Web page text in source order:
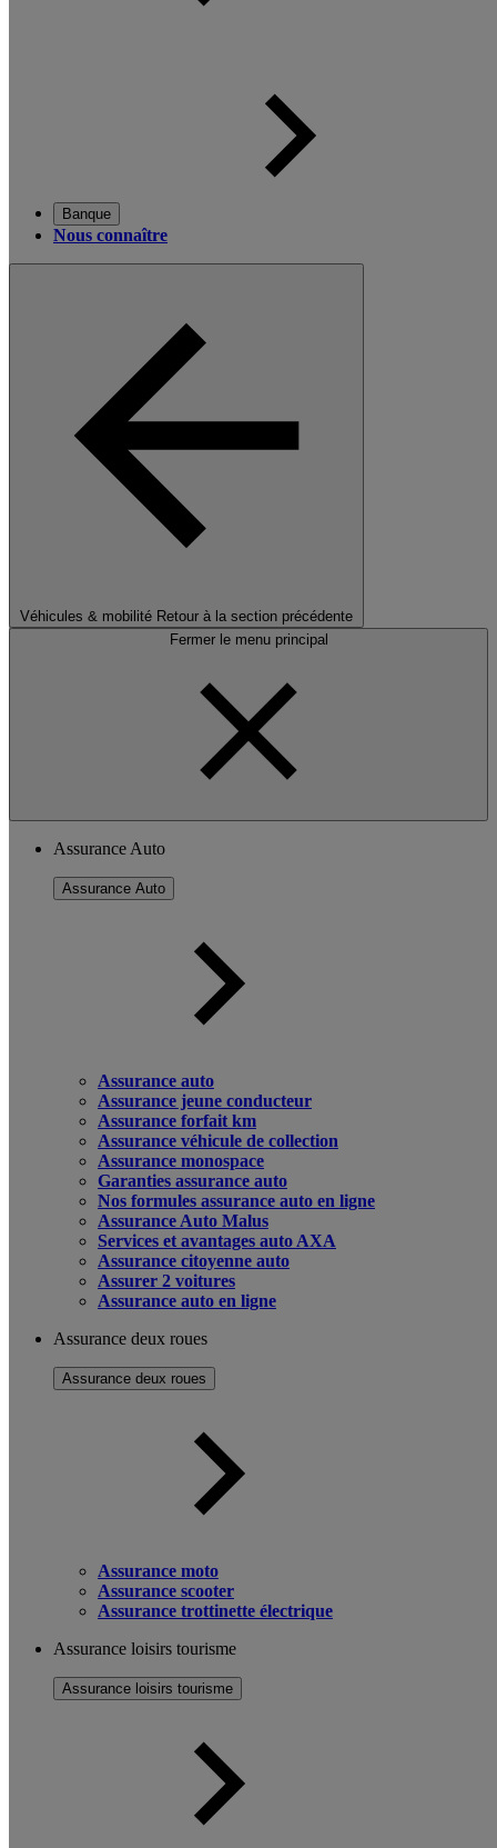
Banque
Nous connaître
Véhicules & mobilité Retour à la section précédente
Fermer le menu principal
Assurance Auto
Assurance Auto
Assurance auto
Assurance jeune conducteur
Assurance forfait km
Assurance véhicule de collection
Assurance monospace
Garanties assurance auto
Nos formules assurance auto en ligne
Assurance Auto Malus
Services et avantages auto AXA
Assurance citoyenne auto
Assurer 2 voitures
Assurance auto en ligne
Assurance deux roues
Assurance deux roues
Assurance moto
Assurance scooter
Assurance trottinette électrique
Assurance loisirs tourisme
Assurance loisirs tourisme